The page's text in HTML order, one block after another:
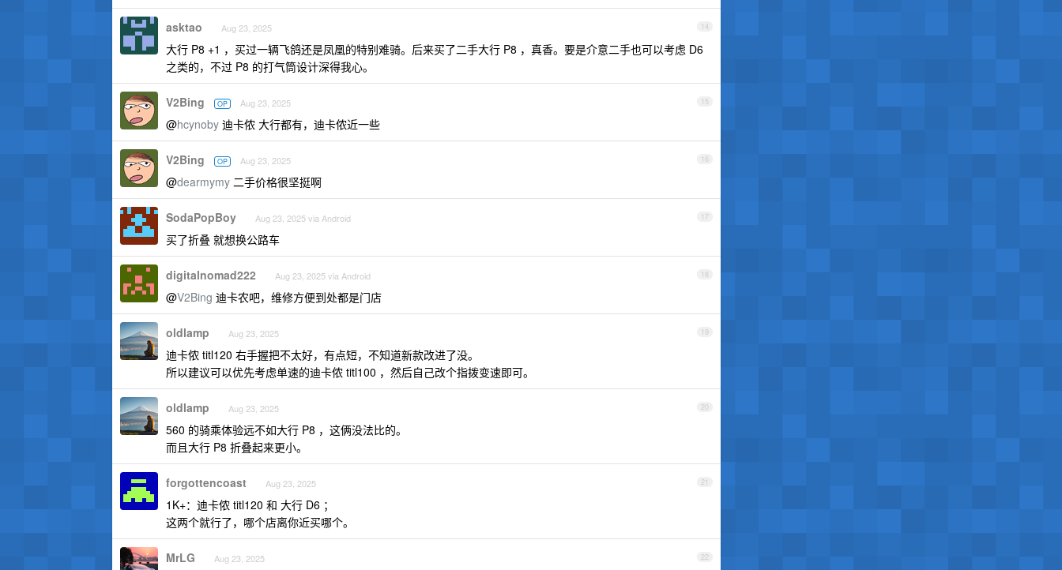
14
asktao Aug 23, 2025
大行 P8 +1 ，买过一辆飞鸽还是凤凰的特别难骑。后来买了二手大行 P8 ，真香。要是介意二手也可以考虑 D6
之类的，不过 P8 的打气筒设计深得我心。
15
V2Bing OP Aug 23, 2025
@hcynoby 迪卡侬 大行都有，迪卡侬近一些
16
V2Bing OP Aug 23, 2025
@dearmymy 二手价格很坚挺啊
17
SodaPopBoy Aug 23, 2025 via Android
买了折叠 就想换公路车
18
digitalnomad222 Aug 23, 2025 via Android
@V2Bing 迪卡农吧，维修方便到处都是门店
19
oldlamp Aug 23, 2025
迪卡侬 titl120 右手握把不太好，有点短，不知道新款改进了没。
所以建议可以优先考虑单速的迪卡侬 titl100 ，然后自己改个指拨变速即可。
20
oldlamp Aug 23, 2025
560 的骑乘体验远不如大行 P8 ，这俩没法比的。
而且大行 P8 折叠起来更小。
21
forgottencoast Aug 23, 2025
1K+：迪卡侬 titl120 和 大行 D6 ；
这两个就行了，哪个店离你近买哪个。
22
MrLG Aug 23, 2025